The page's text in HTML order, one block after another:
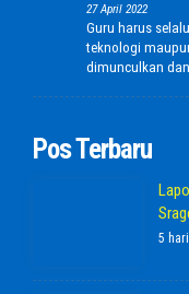
27 April 2022
Guru harus
teknologi
dimunculkan
Pos Terbaru
5